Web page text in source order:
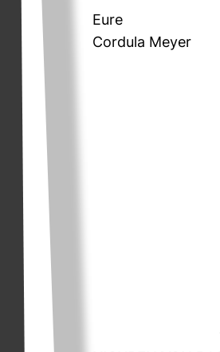
Eure
Cor­dula Meyer